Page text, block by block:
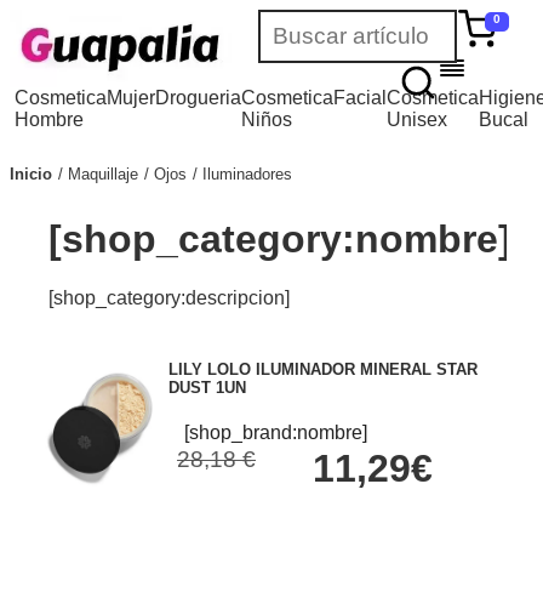
0
Cosmetica
Hombre
MujerDrogueriaCosmetica
Niños
FacialCosmetica
Unisex
Bucal
Inicio Maquillaje Ojos Iluminadores
[shop_category:nombre]
[shop_category:descripcion]
LILY LOLO ILUMINADOR MINERAL STAR
DUST 1UN
[shop_brand:nombre]
28,18 € 11,29€